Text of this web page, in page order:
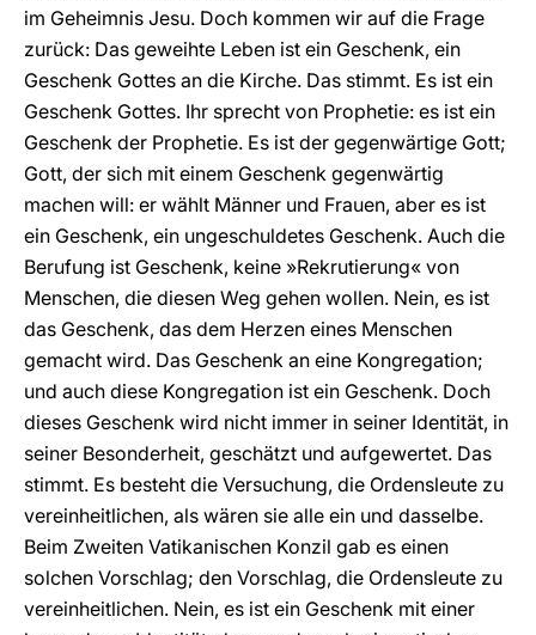
im Geheimnis Jesu. Doch kommen wir auf die Frage
zurück: Das geweihte Leben ist ein Geschenk, ein
Geschenk Gottes an die Kirche. Das stimmt. Es ist ein
Geschenk Gottes. Ihr sprecht von Prophetie: es ist ein
Geschenk der Prophetie. Es ist der gegenwärtige Gott;
Gott, der sich mit einem Geschenk gegenwärtig
machen will: er wählt Männer und Frauen, aber es ist
ein Geschenk, ein ungeschuldetes Geschenk. Auch die
Berufung ist Geschenk, keine »Rekrutierung« von
Menschen, die diesen Weg gehen wollen. Nein, es ist
das Geschenk, das dem Herzen eines Menschen
gemacht wird. Das Geschenk an eine Kongregation;
und auch diese Kongregation ist ein Geschenk. Doch
dieses Geschenk wird nicht immer in seiner Identität, in
seiner Besonderheit, geschätzt und aufgewertet. Das
stimmt. Es besteht die Versuchung, die Ordensleute zu
vereinheitlichen, als wären sie alle ein und dasselbe.
Beim Zweiten Vatikanischen Konzil gab es einen
solchen Vorschlag; den Vorschlag, die Ordensleute zu
vereinheitlichen. Nein, es ist ein Geschenk mit einer